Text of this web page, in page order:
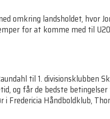
omkring landsholdet, hvor
for at komme med til
til 1. divisionsklubben
og får de bedste
Fredericia Håndboldklub,